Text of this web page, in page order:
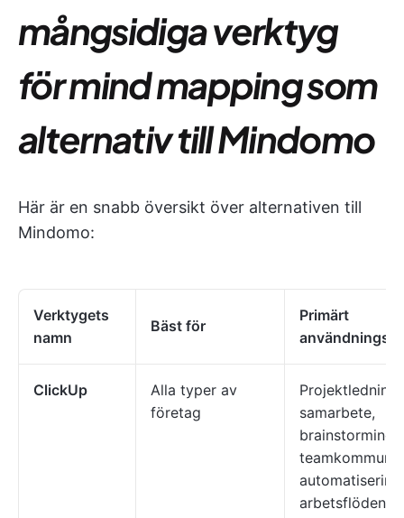
mångsidiga verktyg
för mind mapping som
alternativ till Mindomo
Här är en snabb översikt över alternativen till
Mindomo:
Verktygets
namn
Bäst för
Primärt
ClickUp
Alla typer av
företag
Projektledning,
samarbete,
brainstorming,
arbetsflöden